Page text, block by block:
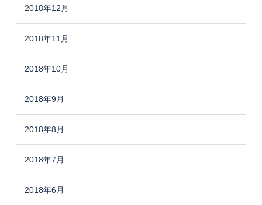
2018年12月
2018年11月
2018年10月
2018年9月
2018年8月
2018年7月
2018年6月